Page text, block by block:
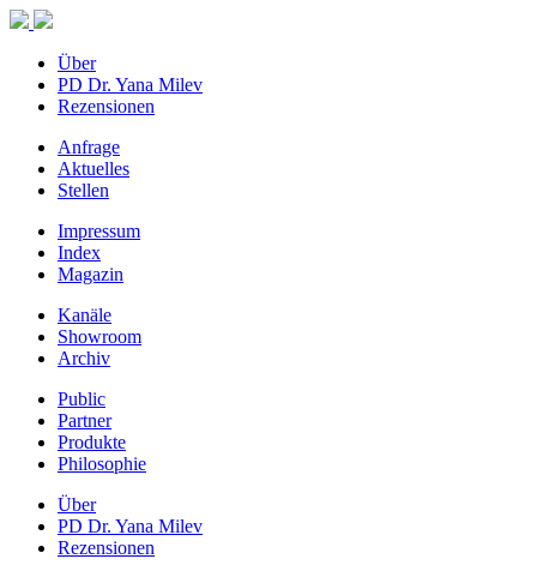
Über
PD Dr. Yana Milev
Rezensionen
Anfrage
Aktuelles
Stellen
Impressum
Index
Magazin
Kanäle
Showroom
Archiv
Public
Partner
Produkte
Philosophie
Über
PD Dr. Yana Milev
Rezensionen